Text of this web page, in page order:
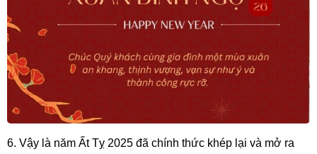
6. Vậy là năm Ất Tỵ 2025 đã chính thức khép lại và mở ra